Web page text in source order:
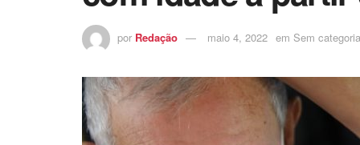
por Redação maio 4, 2022 em Sem categoria